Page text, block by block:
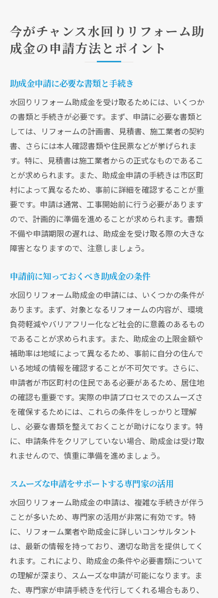
今がチャンス水回りリフォーム助
成金の申請方法とポイント
助成金申請に必要な書類と手続き
水回りリフォーム助成金を受け取るためには、いくつか
の書類と手続きが必要です。まず、申請に必要な書類と
しては、リフォームの計画書、見積書、施工業者の契約
書、さらには本人確認書類や住民票などが挙げられま
す。特に、見積書は施工業者からの正式なものであるこ
とが求められます。また、助成金申請の手続きは市区町
村によって異なるため、事前に詳細を確認することが重
要です。申請は通常、工事開始前に行う必要があります
ので、計画的に準備を進めることが求められます。書類
不備や申請期限の遅れは、助成金を受け取る際の大きな
障害となりますので、注意しましょう。
申請前に知っておくべき助成金の条件
水回りリフォーム助成金の申請には、いくつかの条件が
あります。まず、対象となるリフォームの内容が、環境
負荷軽減やバリアフリー化など社会的に意義のあるもの
であることが求められます。また、助成金の上限金額や
補助率は地域によって異なるため、事前に自分の住んで
いる地域の情報を確認することが不可欠です。さらに、
申請者が市区町村の住民である必要があるため、居住地
の確認も重要です。実際の申請プロセスでのスムーズさ
を確保するためには、これらの条件をしっかりと理解
し、必要な書類を整えておくことが助けになります。特
に、申請条件をクリアしていない場合、助成金は受け取
れませんので、慎重に準備を進めましょう。
スムーズな申請をサポートする専門家の活用
水回りリフォーム助成金の申請は、複雑な手続きが伴う
ことが多いため、専門家の活用が非常に有効です。特
に、リフォーム業者や助成金に詳しいコンサルタント
は、最新の情報を持っており、適切な助言を提供してく
れます。これにより、助成金の条件や必要書類について
の理解が深まり、スムーズな申請が可能になります。ま
た、専門家が申請手続きを代行してくれる場合もあり、